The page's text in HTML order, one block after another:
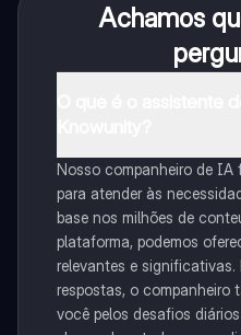
Achamos
Nosso companheiro de
para atender às
base nos milhões de
plataforma, podemos
relevantes e
respostas, o companheiro
você pelos desafios